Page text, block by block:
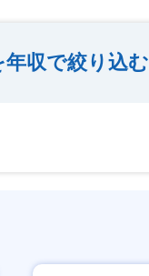
収で絞り込む